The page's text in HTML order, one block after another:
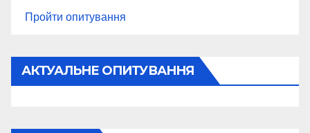
Пройти опитування
АКТУАЛЬНЕ ОПИТУВАННЯ